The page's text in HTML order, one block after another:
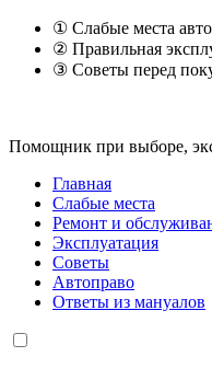
① Слабые места
② Правильная
③ Советы перед
Помощник при выборе,
Главная
Слабые места
Ремонт и
Эксплуатация
Советы
Автоправо
Ответы из мануалов